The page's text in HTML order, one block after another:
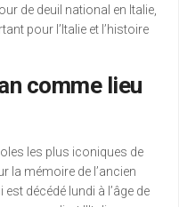
de deuil national en Italie,
pour l’Italie et l’histoire
comme lieu
les plus iconiques de
la mémoire de l’ancien
décédé lundi à l’âge de